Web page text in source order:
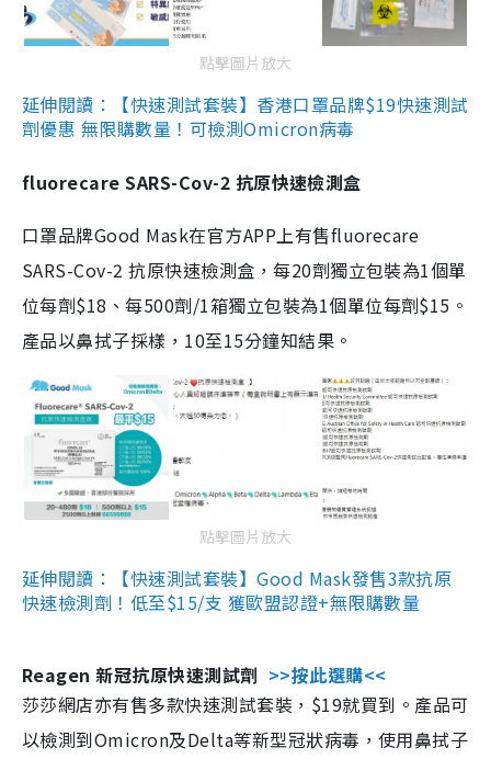
點擊圖片放大
延伸閱讀：【快速測試套裝】香港口罩品牌$19快速測試
劑優惠 無限購數量！可檢測Omicron病毒
fluorecare SARS-Cov-2 抗原快速檢測盒
口罩品牌Good Mask在官方APP上有售fluorecare
SARS-Cov-2 抗原快速檢測盒，每20劑獨立包裝為1個單
位每劑$18、每500劑/1箱獨立包裝為1個單位每劑$15。
產品以鼻拭子採樣，10至15分鐘知結果。
點擊圖片放大
延伸閱讀：【快速測試套裝】Good Mask發售3款抗原
快速檢測劑！低至$15/支 獲歐盟認證+無限購數量
Reagen 新冠抗原快速測試劑 >>按此選購<<
莎莎網店亦有售多款快速測試套裝，$19就買到。產品可
以檢測到Omicron及Delta等新型冠狀病毒，使用鼻拭子